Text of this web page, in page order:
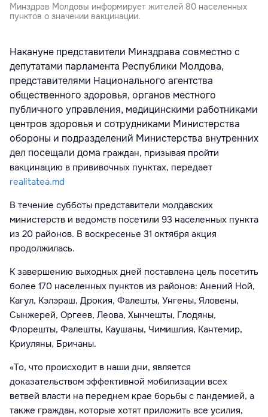
Минздрав Молдовы информирует жителей 80 населенных
пунктов о значении вакцинации.
Накануне представители Минздрава совместно с
депутатами парламента Республики Молдова,
представителями Национального агентства
общественного здоровья, органов местного
публичного управления, медицинскими работниками
центров здоровья и сотрудниками Министерства
обороны и подразделений Министерства внутренних
дел посещали дома граждан, призывая пройти
вакцинацию в прививочных пунктах, передает
realitatea.md
В течение субботы представители молдавских
министерств и ведомств посетили 93 населенных пункта
из 20 районов. В воскресенье 31 октября акция
продолжилась.
К завершению выходных дней поставлена цель посетить
более 170 населенных пунктов из районов: Анений Ной,
Кагул, Кэлэраш, Дрокия, Фалешты, Унгены, Яловены,
Сынжерей, Оргеев, Леова, Хынчешты, Глодяны,
Флорешты, Фалешты, Каушаны, Чимишлия, Кантемир,
Криуляны, Бричаны.
«То, что происходит в наши дни, является
доказательством эффективной мобилизации всех
ветвей власти на переднем крае борьбы с пандемией, а
также граждан, которые хотят приложить все усилия,